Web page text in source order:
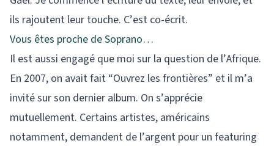
ils rajoutent leur touche. C’est co-écrit.
Vous êtes proche de Soprano…
Il est aussi engagé que moi sur la question de l’Afrique.
En 2007, on avait fait “Ouvrez les frontières” et il m’a
invité sur son dernier album. On s’apprécie
mutuellement. Certains artistes, américains
notamment, demandent de l’argent pour un featuring